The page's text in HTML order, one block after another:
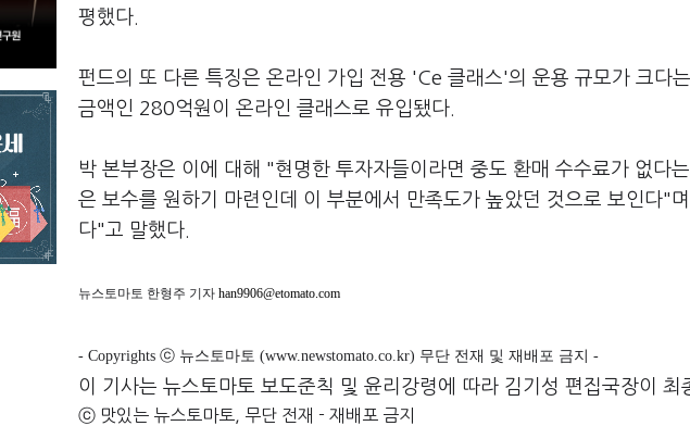
평했다.
펀드의 또 다른 특징은 온라인 가입 전용 'Ce 클래스'의 운용 규모가 크다
금액인 280억원이 온라인 클래스로 유입됐다.
박 본부장은 이에 대해 "현명한 투자자들이라면 중도 환매 수수료가 없다
은 보수를 원하기 마련인데 이 부분에서 만족도가 높았던 것으로 보인다"
다"고 말했다.
뉴스토마토 한형주 기자 han9906@etomato.com
- Copyrights ⓒ 뉴스토마토 (www.newstomato.co.kr) 무단 전재 및 재배포 금지 -
이 기사는 뉴스토마토 보도준칙 및 윤리강령에 따라 김기성 편집국장이 최
ⓒ 맛있는 뉴스토마토, 무단 전재 - 재배포 금지